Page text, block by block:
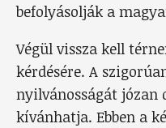
befolyásolják a
Végül vissza kell
kérdésére. A
nyilvánosságát józan
kívánhatja. Ebben a